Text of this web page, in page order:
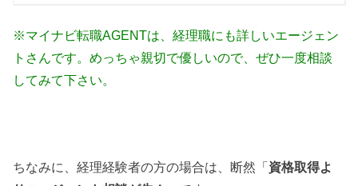
※マイナビ転職AGENTは、経理職にも詳しいエージェン
トさんです。めっちゃ親切で優しいので、ぜひ一度相談
してみて下さい。
ちなみに、経理経験者の方の場合は、断然「資格取得よ